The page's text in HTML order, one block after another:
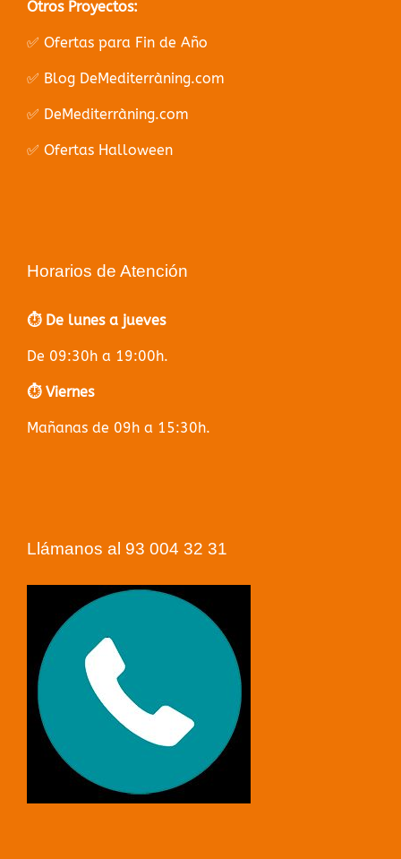
Otros Proyectos:
✅ Ofertas para Fin de Año
✅ Blog DeMediterràning.com
✅ DeMediterràning.com
✅ Ofertas Halloween
Horarios de Atención
⏱️ De lunes a jueves
De 09:30h a 19:00h.
⏱️ Viernes
Mañanas de 09h a 15:30h.
Llámanos al 93 004 32 31